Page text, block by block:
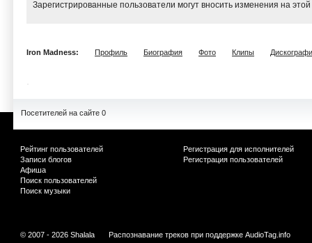
Зарегистрированные пользователи могут вносить изменения на
Iron Madness: Профиль Биография Фото Клипы
Посетителей на сайте 0
Рейтинг пользователей
Записи блогов
Афиша
Поиск пользователей
Поиск музыки
Регистрация для исполнителей
Регистрация пользователей
© 2007 - 2026 Shalala Распознавание треков при поддержке AudioTag.info